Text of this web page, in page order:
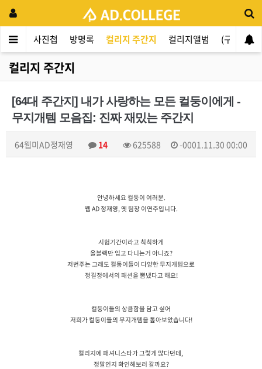
사항 사진첩 방명록 컬리지 주간지 컬리지앨범 (구)주저
컬리지 주간지
[64대 주간지] 내가 사랑하는 모든 컬둥이에게 -
무지개템 모음집: 진짜 재밌는 주간지
64웹미AD정재영 14 625588 -0001.11.30 00:00
안녕하세요 컬둥이 여러분.
웹 AD 정재영, 옛 팀장 이연주입니다.
시험기간이라고 칙칙하게
올블랙만 입고 다니는거 아니죠?
저번주는 그래도 컬둥이들이 다양한 무지개템으로
정길정에서의 패션을 뽐냈다고 해요!
컬둥이들의 상큼함을 담고 싶어
저희가 컬둥이들의 무지개템을 톺아보았습니다!
컬리지에 패셔니스타가 그렇게 많다던데,
정말인지 확인해보러 갈까요?